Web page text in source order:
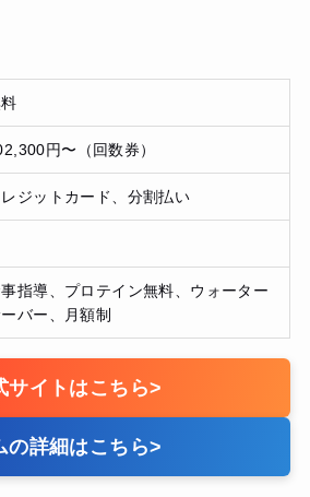
円〜（回数券）
ジットカード、分割払い
指導、プロテイン無料、ウォーター
バー、月額制
サイトはこちら>
の詳細はこちら>